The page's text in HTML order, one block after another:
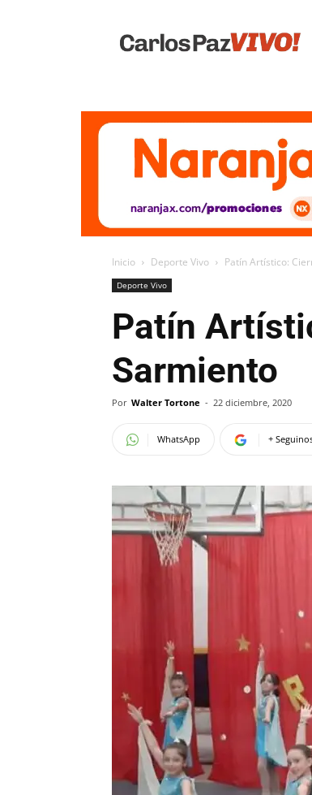
Vivo
Inicio Deporte Vivo Patín Artístico:
Deporte Vivo
Patín
Sarmiento
Por Walter Tortone - 22 diciembre, 2020
WhatsApp +